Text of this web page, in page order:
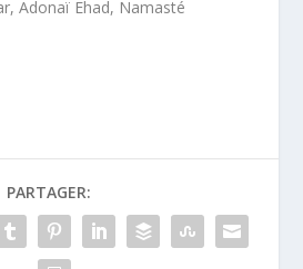
Adonaï Ehad, Namasté
PARTAGER: